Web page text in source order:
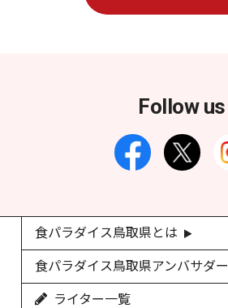
Follow us
食パラダイス鳥取県とは
食パラダイス鳥取県アンバサダー
ライター一覧